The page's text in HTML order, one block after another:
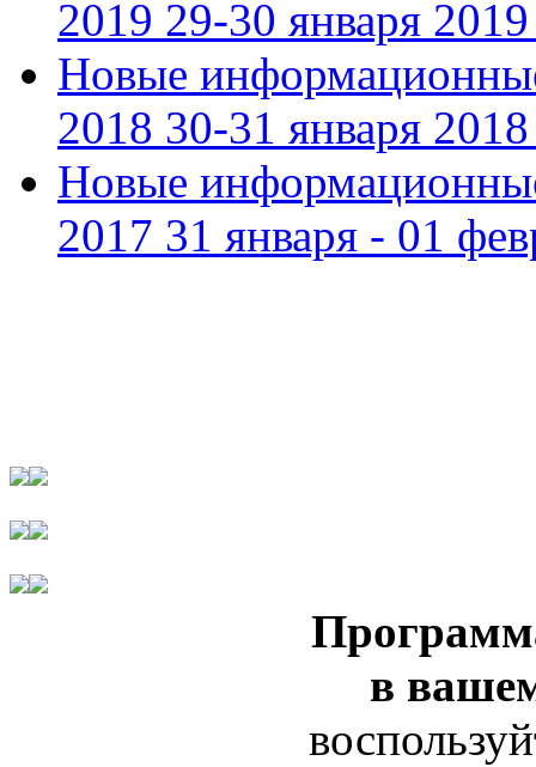
2019 29-30 января 2019
Новые
2018 30-31 января 2018
Новые
2017 31 января - 01
в